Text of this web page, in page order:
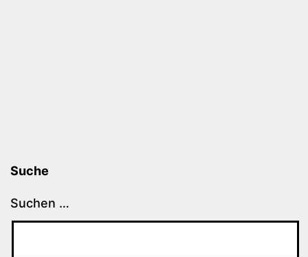
Suche
Suchen …